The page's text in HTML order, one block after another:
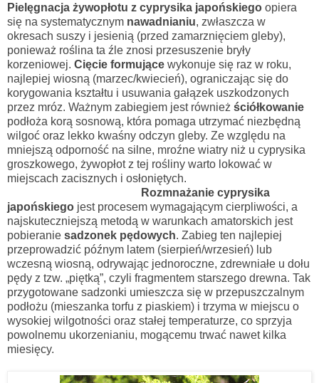
Pielęgnacja żywopłotu z cyprysika japońskiego opiera
się na systematycznym nawadnianiu, zwłaszcza w
okresach suszy i jesienią (przed zamarznięciem gleby),
ponieważ roślina ta źle znosi przesuszenie bryły
korzeniowej. Cięcie formujące wykonuje się raz w roku,
najlepiej wiosną (marzec/kwiecień), ograniczając się do
korygowania kształtu i usuwania gałązek uszkodzonych
przez mróz. Ważnym zabiegiem jest również ściółkowanie
podłoża korą sosnową, która pomaga utrzymać niezbędną
wilgoć oraz lekko kwaśny odczyn gleby. Ze względu na
mniejszą odporność na silne, mroźne wiatry niż u cyprysika
groszkowego, żywopłot z tej rośliny warto lokować w
miejscach zacisznych i osłoniętych.
Rozmnażanie cyprysika
japońskiego jest procesem wymagającym cierpliwości, a
najskuteczniejszą metodą w warunkach amatorskich jest
pobieranie sadzonek pędowych. Zabieg ten najlepiej
przeprowadzić późnym latem (sierpień/wrzesień) lub
wczesną wiosną, odrywając jednoroczne, zdrewniałe u dołu
pędy z tzw. „piętką”, czyli fragmentem starszego drewna. Tak
przygotowane sadzonki umieszcza się w przepuszczalnym
podłożu (mieszanka torfu z piaskiem) i trzyma w miejscu o
wysokiej wilgotności oraz stałej temperaturze, co sprzyja
powolnemu ukorzenianiu, mogącemu trwać nawet kilka
miesięcy.